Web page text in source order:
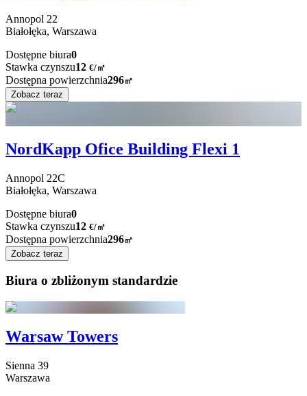
Annopol 22
Białołęka, Warszawa
Dostępne biura0
Stawka czynszu12 €/㎡
Dostępna powierzchnia296㎡
Zobacz teraz
NordKapp Ofice Building Flexi 1
Annopol 22C
Białołęka, Warszawa
Dostępne biura0
Stawka czynszu12 €/㎡
Dostępna powierzchnia296㎡
Zobacz teraz
Biura o zbliżonym standardzie
Warsaw Towers
Sienna 39
Warszawa